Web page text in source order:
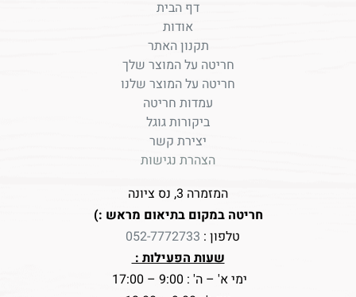
דף הבית
אודות
תקנון האתר
חריטה על המוצר שלך
חריטה על המוצר שלנו
עמדות חריטה
ביקורות גוגל
יצירת קשר
הצהרת נגישות
המזמרה 3, נס ציונה
חריטה במקום בתיאום מראש :)
טלפון : 052-7772733
שעות הפעילות :
ימי א' – ה' : 9:00 – 17:00